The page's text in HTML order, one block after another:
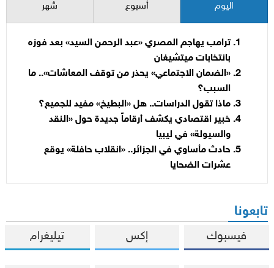
اليوم أسبوع شهر
ترامب يهاجم المصري «عبد الرحمن السيد» بعد فوزه
بانتخابات ميتشيغان
«الضمان الاجتماعي» يحذر من توقف المعاشات».. ما
السبب؟
ماذا تقول الدراسات.. هل «البطيخ» مفيد للجميع؟
خبير اقتصادي يكشف أرقاماً جديدة حول «النقد
والسيولة» في ليبيا
حادث مأساوي في الجزائر.. «انقلاب حافلة» يوقع
عشرات الضحايا
تابعونا
فيسبوك إكس تيليغرام